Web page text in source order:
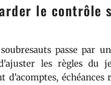
le contrôle
passe par
les règles du
échéances